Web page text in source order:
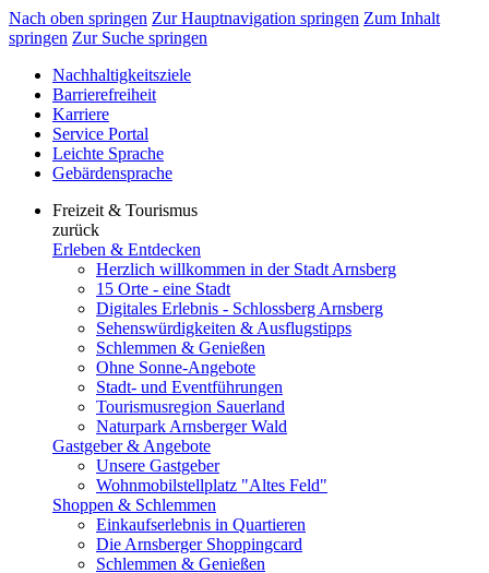
Nach oben springen Zur Hauptnavigation springen Zum Inhalt
springen Zur Suche springen
Nachhaltigkeitsziele
Barrierefreiheit
Karriere
Service Portal
Leichte Sprache
Gebärdensprache
Freizeit & Tourismus
zurück
Erleben & Entdecken
Herzlich willkommen in der Stadt Arnsberg
15 Orte - eine Stadt
Digitales Erlebnis - Schlossberg Arnsberg
Sehenswürdigkeiten & Ausflugstipps
Schlemmen & Genießen
Ohne Sonne-Angebote
Stadt- und Eventführungen
Tourismusregion Sauerland
Naturpark Arnsberger Wald
Gastgeber & Angebote
Unsere Gastgeber
Wohnmobilstellplatz "Altes Feld"
Shoppen & Schlemmen
Einkaufserlebnis in Quartieren
Die Arnsberger Shoppingcard
Schlemmen & Genießen